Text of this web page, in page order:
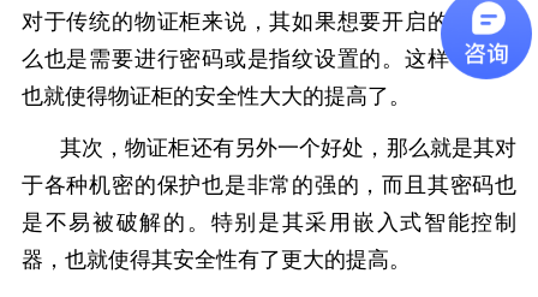
对于传统的物证柜来说，其如果想要开启的话，那
么也是需要进行密码或是指纹设置的。这样一来，
也就使得物证柜的安全性大大的提高了。
其次，物证柜还有另外一个好处，那么就是其对
于各种机密的保护也是非常的强的，而且其密码也
是不易被破解的。特别是其采用嵌入式智能控制
器，也就使得其安全性有了更大的提高。